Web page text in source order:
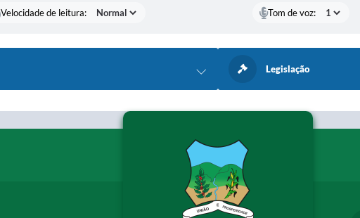
Velocidade de leitura: Tom de voz:
Legislação